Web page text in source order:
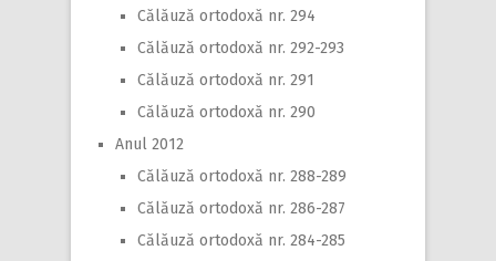
Călăuză ortodoxă nr. 294
Călăuză ortodoxă nr. 292-293
Călăuză ortodoxă nr. 291
Călăuză ortodoxă nr. 290
Anul 2012
Călăuză ortodoxă nr. 288-289
Călăuză ortodoxă nr. 286-287
Călăuză ortodoxă nr. 284-285